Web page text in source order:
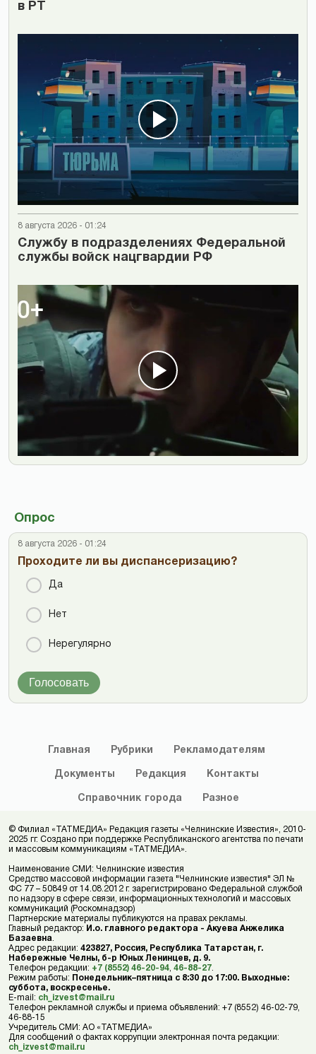
в РТ
8 августа 2026 - 01:24
Cлужбу в подразделениях Федеральной
службы войск нацгвардии РФ
Опрос
8 августа 2026 - 01:24
Проходите ли вы диспансеризацию?
Да
Нет
Нерегулярно
Голосовать
Главная Рубрики Рекламодателям
Документы Редакция Контакты
Справочник города Разное
© Филиал «ТАТМЕДИА» Редакция газеты «Челнинские Известия», 2010-
2025 гг. Создано при поддержке Республиканского агентства по печати
и массовым коммуникациям «ТАТМЕДИА».
Наименование СМИ: Челнинские известия
Средство массовой информации газета "Челнинские известия" ЭЛ №
ФС 77 – 50849 от 14.08.2012 г. зарегистрировано Федеральной службой
по надзору в сфере связи, информационных технологий и массовых
коммуникаций (Роскомнадзор)
Партнерские материалы публикуются на правах рекламы.
Главный редактор: И.о. главного редактора - Акуева Анжелика
Базаевна
Адрес редакции: 423827, Россия, Республика Татарстан, г.
Набережные Челны, б-р Юных Ленинцев, д. 9.
Телефон редакции: +7 (8552) 46-20-94 46-88-27
Режим работы: Понедельник–пятница с 8:30 до 17:00. Выходные:
суббота, воскресенье.
E-mail: ch_izvest@mail.ru
Телефон рекламной службы и приема объявлений: +7 (8552) 46-02-79,
46-88-15
Учредитель СМИ: АО «ТАТМЕДИА»
Для сообщений о фактах коррупции электронная почта редакции:
ch_izvest@mail.ru